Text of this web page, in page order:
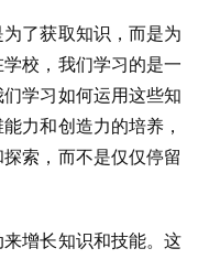
了获取知识，而是为
校，我们学习的是一
学习如何运用这些知
力和创造力的培养，
索，而不是仅仅停留
增长知识和技能。这